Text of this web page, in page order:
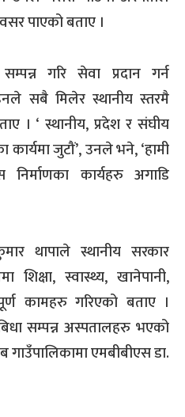
पाएको बताए ।
गरि सेवा प्रदान गर्न
सबै मिलेर स्थानीय स्तरमै
। ‘ स्थानीय, प्रदेश र संघीय
जुटौं’, उनले भने, ‘हामी
कार्यहरु अगाडि
थापाले स्थानीय सरकार
स्वास्थ्य, खानेपानी,
कामहरु गरिएको बताए ।
सम्पन्न अस्पतालहरु भएको
एमबीबीएस डा.